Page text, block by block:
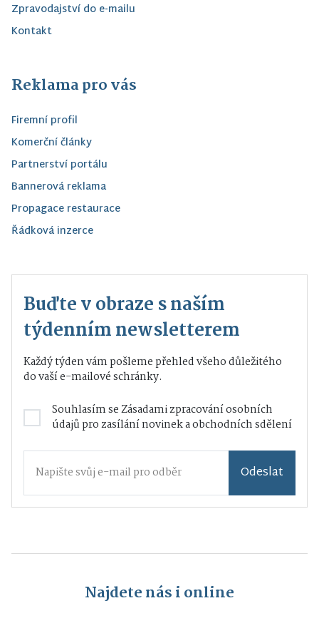
Zpravodajství do e-mailu
Kontakt
Reklama pro vás
Firemní profil
Komerční články
Partnerství portálu
Bannerová reklama
Propagace restaurace
Řádková inzerce
Buďte v obraze s naším
týdenním newsletterem
Každý týden vám pošleme přehled všeho důležitého
do vaší e-mailové schránky.
Souhlasím seZásadami zpracování osobních
údajůpro zasílání novinek a obchodních sdělení
Odeslat
Najdete nás i online